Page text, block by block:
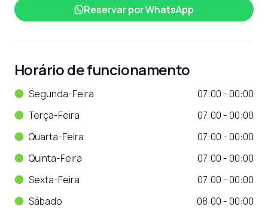
Reservar porWhatsApp
Horário de funcionamento
Segunda-Feira
07:00 - 00:00
Terça-Feira
07:00 - 00:00
Quarta-Feira
07:00 - 00:00
Quinta-Feira
07:00 - 00:00
Sexta-Feira
07:00 - 00:00
Sábado
08:00 - 00:00